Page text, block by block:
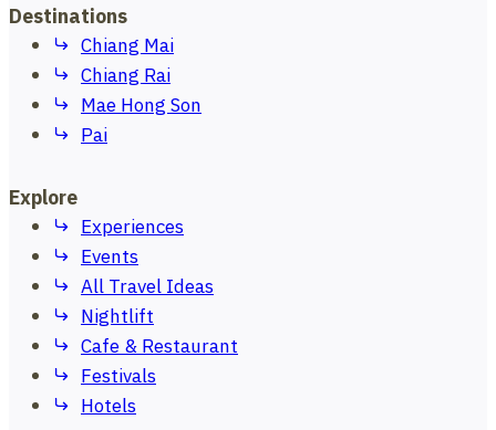
Destinations
Chiang Mai
Chiang Rai
Mae Hong Son
Pai
Explore
Experiences
Events
All Travel Ideas
Nightlift
Cafe & Restaurant
Festivals
Hotels